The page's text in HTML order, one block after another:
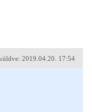
2019.04.20. 17:54